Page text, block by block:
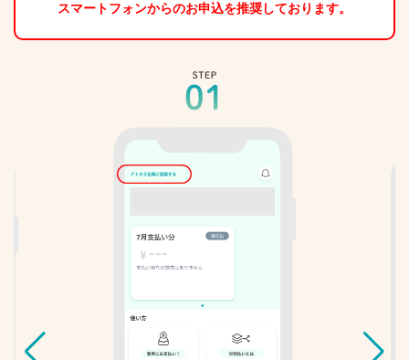
スマートフォンからのお申込を推奨しております。